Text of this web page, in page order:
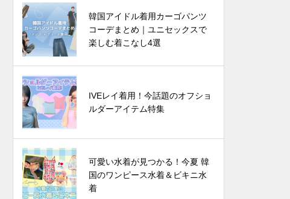
韓国アイドル着用カーゴパンツ
コーデまとめ｜ユニセックスで
楽しむ着こなし4選
IVEレイ着用！今話題のオフショ
ルダーアイテム特集
可愛い水着が見つかる！今夏 韓
国のワンピース水着＆ビキニ水
着
四葉のクローバーで運気爆上が
り? 韓国でバズってるラッキーア
イテム 5選
IVEレイ着用！今話題のオフショ
ルダーアイテム特集
韓国芸能人は雨の日に何を着る？
🌧️この夏真似したいレインブー
ツコーデ